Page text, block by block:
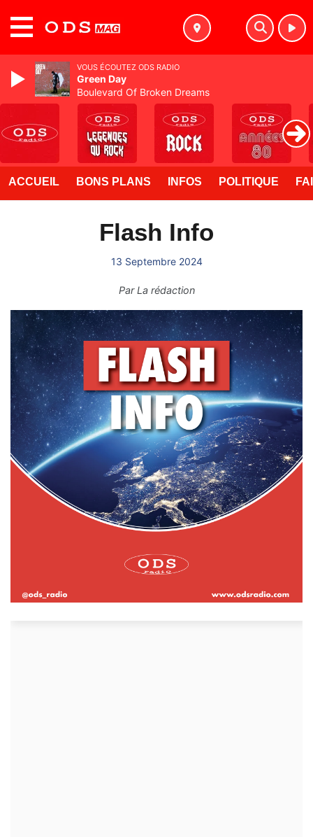
ACCUEIL BONS PLANS INFOS POLITIQUE
Flash Info
13 Septembre 2024
ParLa rédaction
VOUS ÉCOUTEZ ODS RADIO
Green Day
Boulevard Of Broken Dreams